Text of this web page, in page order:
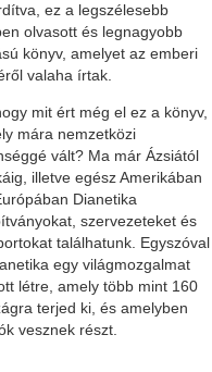
ez a legszélesebb
olvasott és legnagyobb
könyv, amelyet az emberi
valaha írtak.
mit ért még el ez a könyv,
mára nemzetközi
vált? Ma már Ázsiától
illetve egész Amerikában
Dianetika
szervezeteket és
találhatunk. Egyszóval
egy világmozgalmat
létre, amely több mint 160
terjed ki, és amelyben
vesznek részt.